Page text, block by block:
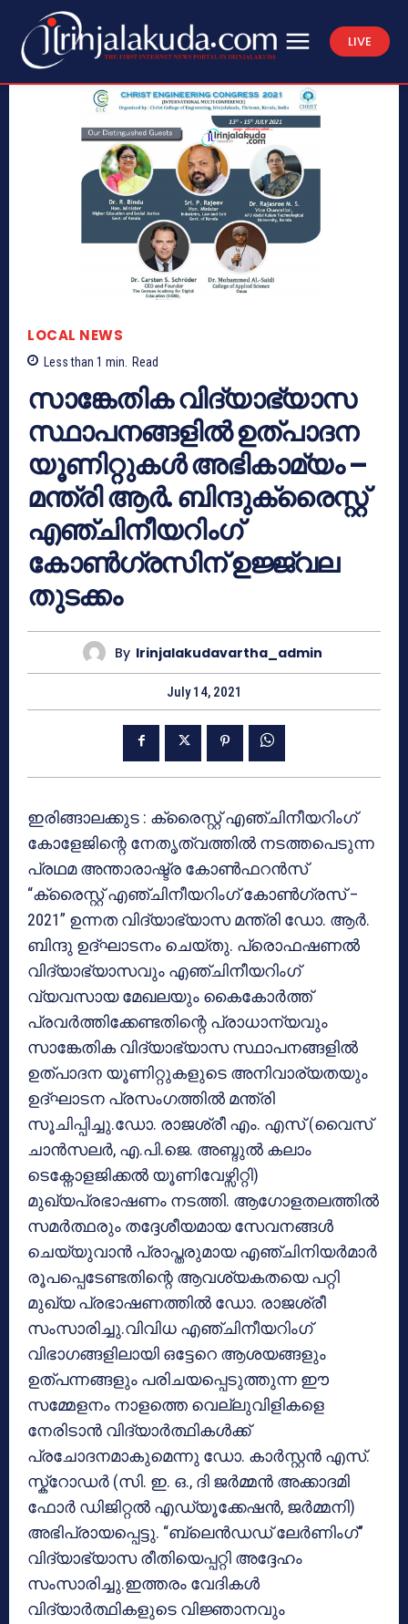
LIVE
LOCAL NEWS
Less than 1 min. Read
സാങ്കേതിക വിദ്യാഭ്യാസ
സ്ഥാപനങ്ങളിൽ ഉത്‌പാദന
യൂണിറ്റുകൾ അഭികാമ്യം –
മന്ത്രി ആർ. ബിന്ദുക്രൈസ്റ്റ്
എഞ്ചിനീയറിംഗ്
കോൺഗ്രസിന് ഉജ്ജ്വല
തുടക്കം
By Irinjalakudavartha_admin
July 14, 2021
ഇരിങ്ങാലക്കുട : ക്രൈസ്റ്റ് എഞ്ചിനീയറിംഗ്
കോളേജിന്റെ നേതൃത്വത്തിൽ നടത്തപെടുന്ന
പ്രഥമ അന്താരാഷ്ട്ര കോൺഫറൻസ്
“ക്രൈസ്റ്റ് എഞ്ചിനീയറിംഗ് കോൺഗ്രസ് –
2021” ഉന്നത വിദ്യാഭ്യാസ മന്ത്രി ഡോ. ആർ.
ബിന്ദു ഉദ്‌ഘാടനം ചെയ്തു. പ്രൊഫഷണൽ
വിദ്യാഭ്യാസവും എഞ്ചിനീയറിംഗ്
വ്യവസായ മേഖലയും കൈകോർത്ത്
പ്രവർത്തിക്കേണ്ടതിന്റെ പ്രാധാന്യവും
സാങ്കേതിക വിദ്യാഭ്യാസ സ്ഥാപനങ്ങളിൽ
ഉത്‌പാദന യൂണിറ്റുകളുടെ അനിവാര്യതയും
ഉദ്‌ഘാടന പ്രസംഗത്തിൽ മന്ത്രി
സൂചിപ്പിച്ചു.ഡോ. രാജശ്രീ എം. എസ് (വൈസ്
ചാൻസലർ, എ.പി.ജെ. അബ്ദുൽ കലാം
ടെക്നോളജിക്കൽ യൂണിവേഴ്സിറ്റി)
മുഖ്യപ്രഭാഷണം നടത്തി. ആഗോളതലത്തിൽ
സമർത്ഥരും തദ്ദേശീയമായ സേവനങ്ങൾ
ചെയ്യുവാൻ പ്രാപ്തരുമായ എഞ്ചിനിയർമാർ
രൂപപ്പെടേണ്ടതിന്റെ ആവശ്യകതയെ പറ്റി
മുഖ്യ പ്രഭാഷണത്തിൽ ഡോ. രാജശ്രീ
സംസാരിച്ചു.വിവിധ എഞ്ചിനീയറിംഗ്
വിഭാഗങ്ങളിലായി ഒട്ടേറെ ആശയങ്ങളും
ഉത്പന്നങ്ങളും പരിചയപ്പെടുത്തുന്ന ഈ
സമ്മേളനം നാളത്തെ വെല്ലുവിളികളെ
നേരിടാൻ വിദ്യാർത്ഥികൾക്ക്
പ്രചോദനമാകുമെന്നു ഡോ. കാർസ്റ്റൻ എസ്.
സ്ക്റോഡർ (സി. ഇ. ഒ., ദി ജർമ്മൻ അക്കാദമി
ഫോർ ഡിജിറ്റൽ എഡ്യൂക്കേഷൻ, ജർമ്മനി)
അഭിപ്രായപ്പെട്ടു. “ബ്ലെൻഡഡ് ലേർണിംഗ്”
വിദ്യാഭ്യാസ രീതിയെപ്പറ്റി അദ്ദേഹം
സംസാരിച്ചു.ഇത്തരം വേദികൾ
വിദ്യാർത്ഥികളുടെ വിജ്ഞാനവും